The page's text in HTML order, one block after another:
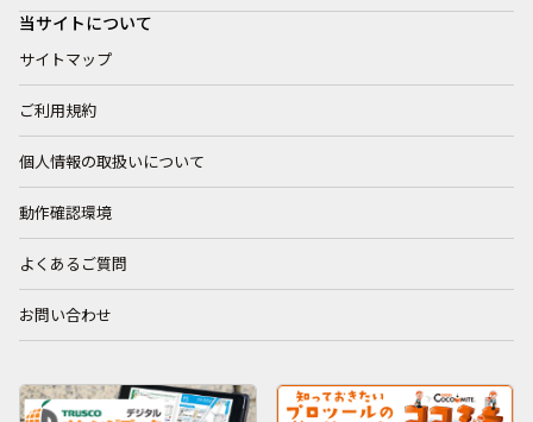
当サイトについて
サイトマップ
ご利用規約
個人情報の取扱いについて
動作確認環境
よくあるご質問
お問い合わせ